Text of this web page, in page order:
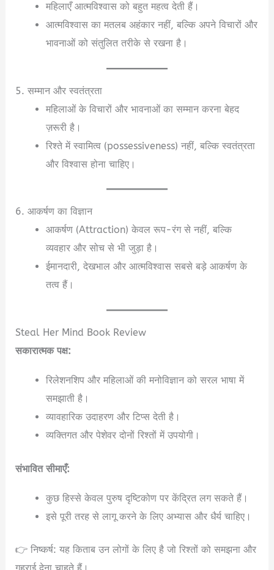
महिलाएँ आत्मविश्वास को बहुत महत्व देती हैं।
आत्मविश्वास का मतलब अहंकार नहीं, बल्कि अपने विचारों और
भावनाओं को संतुलित तरीके से रखना है।
5. सम्मान और स्वतंत्रता
महिलाओं के विचारों और भावनाओं का सम्मान करना बेहद
ज़रूरी है।
रिश्ते में स्वामित्व (possessiveness) नहीं, बल्कि स्वतंत्रता
और विश्वास होना चाहिए।
6. आकर्षण का विज्ञान
आकर्षण (Attraction) केवल रूप-रंग से नहीं, बल्कि
व्यवहार और सोच से भी जुड़ा है।
ईमानदारी, देखभाल और आत्मविश्वास सबसे बड़े आकर्षण के
तत्व हैं।
Steal Her Mind Book Review
सकारात्मक पक्ष:
रिलेशनशिप और महिलाओं की मनोविज्ञान को सरल भाषा में
समझाती है।
व्यावहारिक उदाहरण और टिप्स देती है।
व्यक्तिगत और पेशेवर दोनों रिश्तों में उपयोगी।
संभावित सीमाएँ:
कुछ हिस्से केवल पुरुष दृष्टिकोण पर केंद्रित लग सकते हैं।
इसे पूरी तरह से लागू करने के लिए अभ्यास और धैर्य चाहिए।
👉 निष्कर्ष: यह किताब उन लोगों के लिए है जो रिश्तों को समझना और